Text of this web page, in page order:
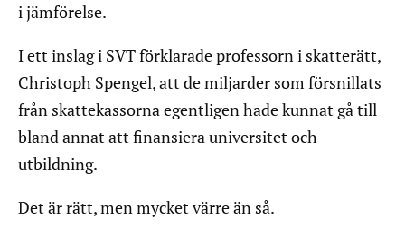
i jämförelse.
I ett inslag i SVT förklarade professorn i skatterätt,
Christoph Spengel, att de miljarder som försnillats
från skattekassorna egentligen hade kunnat gå till
bland annat att finansiera universitet och
utbildning.
Det är rätt, men mycket värre än så.